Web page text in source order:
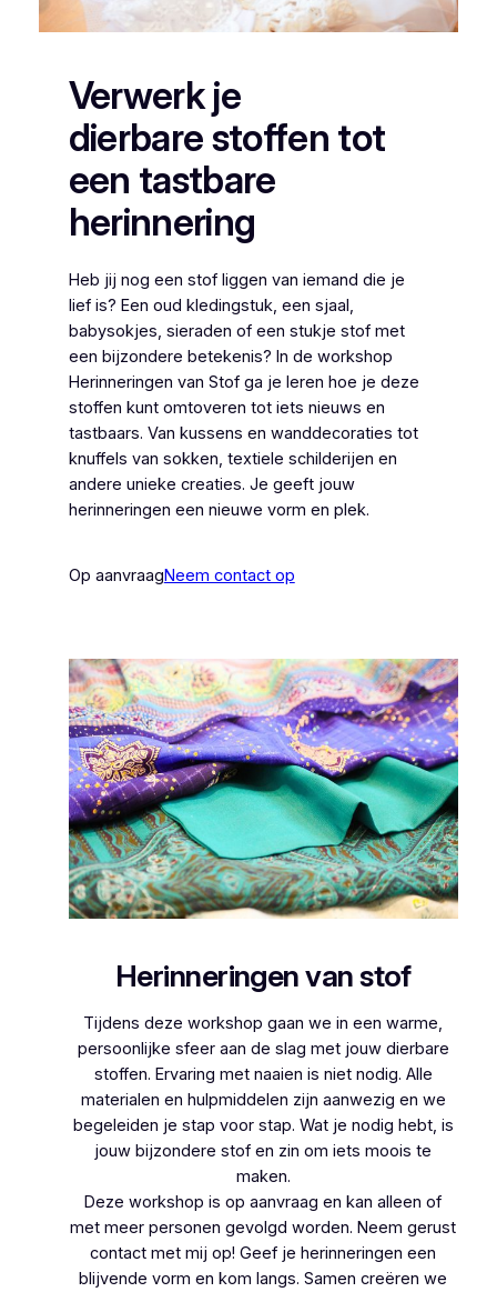
Verwerk je
dierbare stoffen tot
een tastbare
herinnering
Heb jij nog een stof liggen van iemand die je
lief is? Een oud kledingstuk, een sjaal,
babysokjes, sieraden of een stukje stof met
een bijzondere betekenis? In de workshop
Herinneringen van Stofga je leren hoe je deze
stoffen kunt omtoveren tot iets nieuws en
tastbaars. Van kussens en wanddecoraties tot
knuffels van sokken, textiele schilderijen en
andere unieke creaties. Je geeft jouw
herinneringen een nieuwe vorm en plek.
Op aanvraagNeem contact op
Herinneringen van stof
Tijdens deze workshop gaan we in een warme,
persoonlijke sfeer aan de slag met jouw dierbare
stoffen. Ervaring met naaien is niet nodig. Alle
materialen en hulpmiddelen zijn aanwezig en we
begeleiden je stap voor stap. Wat je nodig hebt, is
jouw bijzondere stof en zin om iets moois te
maken.
Deze workshop is op aanvraag en kan alleen of
met meer personen gevolgd worden. Neem gerust
contact met mij op! Geef je herinneringen een
blijvende vorm en kom langs. Samen creëren we